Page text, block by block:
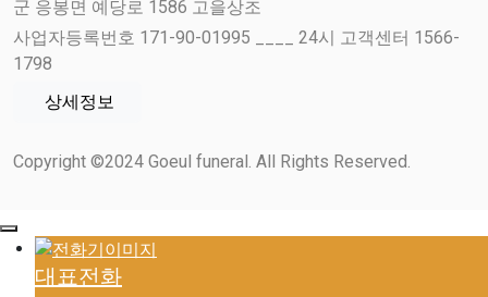
군 응봉면 예당로 1586 고을상조
사업자등록번호 171-90-01995 ____ 24시 고객센터 1566-
1798
상세정보
Copyright ©2024 Goeul funeral. All Rights Reserved.
대표전화